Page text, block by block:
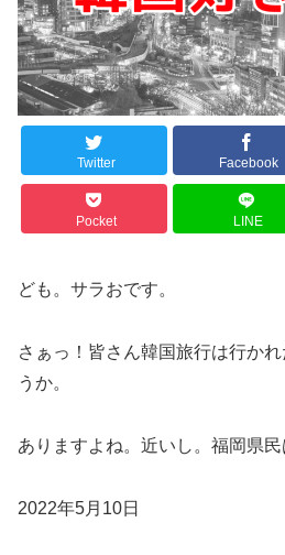
Twitter Facebook
Pocket LINE
ども。サラおです。
さぁっ！皆さん韓国旅行は行か
うか。
ありますよね。近いし。福岡県民
2022年5月10日